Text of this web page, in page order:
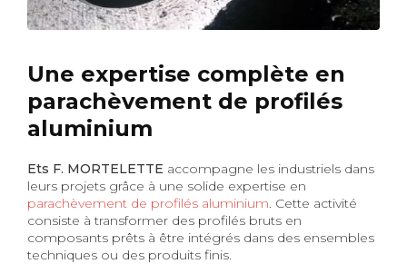
Une expertise complète en
parachèvement de profilés
aluminium
Ets F. MORTELETTE accompagne les industriels dans
leurs projets grâce à une solide expertise en
parachèvement de profilés aluminium. Cette activité
consiste à transformer des profilés bruts en
composants prêts à être intégrés dans des ensembles
techniques ou des produits finis.